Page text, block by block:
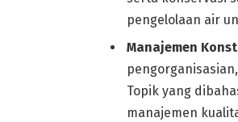
pengelolaan air
Manajemen
Topik yang
manajemen